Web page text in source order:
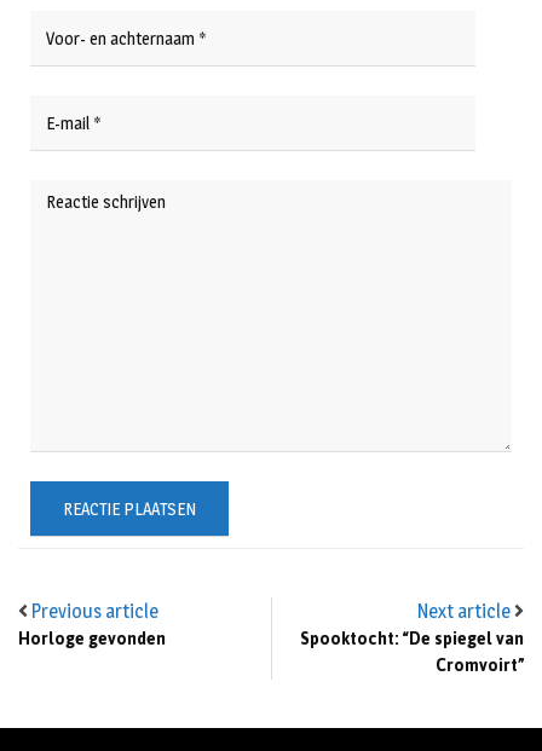
Previous article
Horloge gevonden
Next article
Spooktocht: “De spiegel van
Cromvoirt”